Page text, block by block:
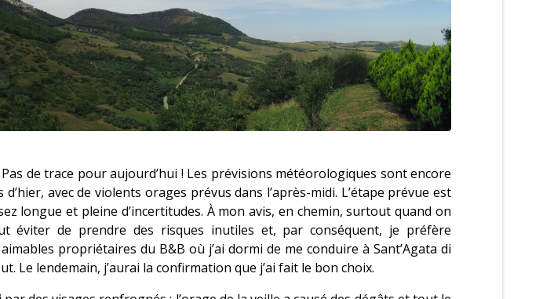
de trace pour aujourd’hui ! Les prévisions météorologiques sont encore
d’hier, avec de violents orages prévus dans l’après-midi. L’étape prévue est
longue et pleine d’incertitudes. À mon avis, en chemin, surtout quand on
éviter de prendre des risques inutiles et, par conséquent, je préfère
propriétaires du B&B où j’ai dormi de me conduire à Sant’Agata di
Le lendemain, j’aurai la confirmation que j’ai fait le bon choix.